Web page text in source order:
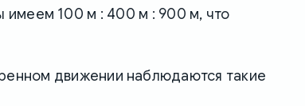
имеем 100 м : 400 м : 900 м, что
движении наблюдаются такие